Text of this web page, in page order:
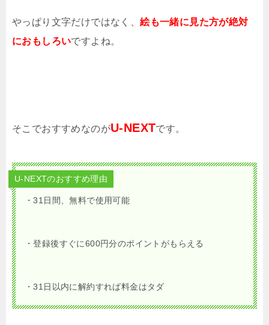
やっぱり文字だけではなく、絵も一緒に見た方が絶対
におもしろいですよね。
そこでおすすめなのがU-NEXTです。
U-NEXTのおすすめ理由
・31日間、無料で使用可能
・登録後すぐに600円分のポイントがもらえる
・31日以内に解約すれば料金はタダ